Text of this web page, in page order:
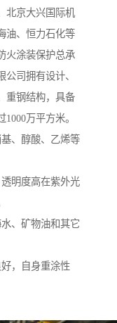
北京大兴国际机
油、恒力石化等
火涂装保护总承
司拥有设计、
重钢结构，具备
万平方米。
、醇酸、乙烯等
明度高在紫外光
、矿物油和其它
好，自身重涂性